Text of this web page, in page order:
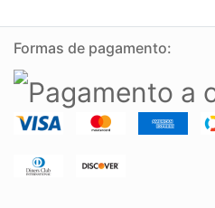
Formas de pagamento: